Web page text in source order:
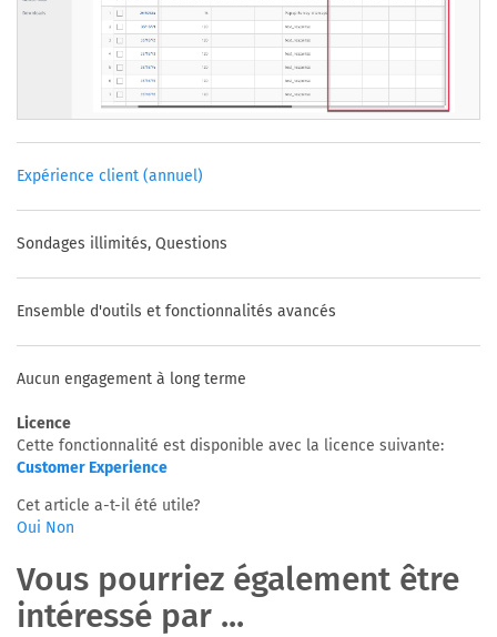
Expérience client (annuel)
Sondages illimités, Questions
Ensemble d'outils et fonctionnalités avancés
Aucun engagement à long terme
Licence
Cette fonctionnalité est disponible avec la licence suivante:
Customer Experience
Cet article a-t-il été utile?
Oui Non
Vous pourriez également être
intéressé par ...